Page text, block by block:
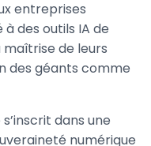
entreprises
des outils IA de
de leurs
des géants comme
dans une
numérique